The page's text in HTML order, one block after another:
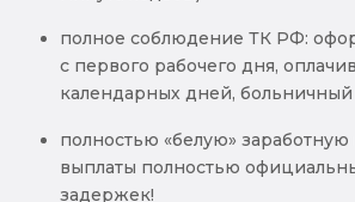
полное соблюдение ТК РФ:
с первого рабочего дня,
календарных дней, больничный
полностью «белую» заработную
выплаты полностью
задержек!